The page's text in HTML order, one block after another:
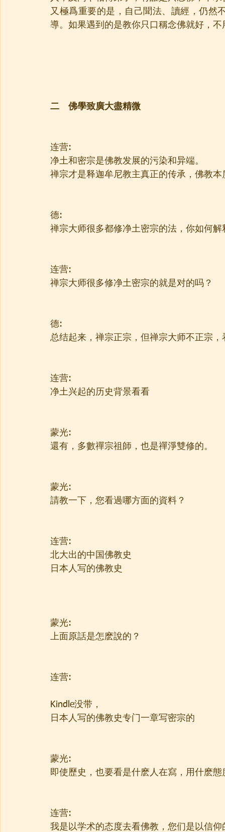
又極爲重要的是，自己聞法、讀經，仍然
導。如果遇到的是教你只口稱念佛就好，
二　佛學致廣大盡精微
连营:
净土和密宗是佛教发展的污染和异端。
禅宗才是释迦牟尼教主真正的传承，佛教
德:
禅宗大师很多都修净土密宗的法，你如何解
连营:
禅宗大师很多修净土密宗的就是对的吗？
德:
总结起来，禅宗正宗，但禅宗大师不正宗
连营:
净土兴起的历史背景看看
蒙光:
還有，多數禪宗祖師，也是禪淨雙修的。
蒙光:
請教一下，您看過哪方面的資料？
连营:
北大出的中国佛教史
日本人写的佛教史
蒙光:
上面原話是怎麽說的？
连营:
Kindle没带，
日本人写的佛教史专门一章写密宗的
蒙光:
即使歷史，也要看是什麽人在寫，用什麽
连营:
我是以学术的态度去看佛教，您们是以信仰